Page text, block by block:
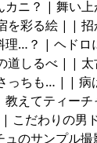
ニ？ | 舞い
を彩る絵 | | 招
理…？ | ヘドロ
道しるべ | | 太
っちも… | | 病
えてティーチ
こだわりの男
のサンプル撮